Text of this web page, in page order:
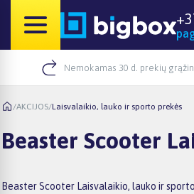
Nemokamas 30 d. prekių
/AKCIJOS/Laisvalaikio, lauko ir sporto prekės
Beaster Scooter
Beaster Scooter Laisvalaikio, lauko ir